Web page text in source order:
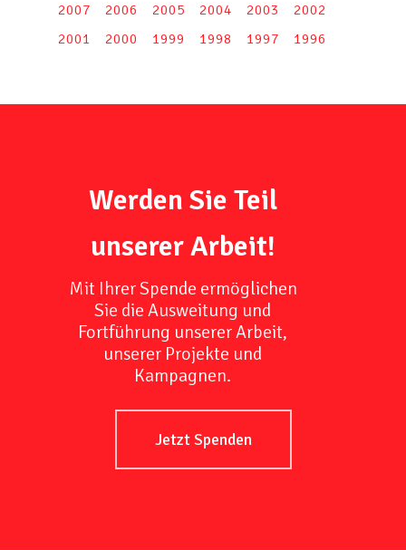
2007
2006 2005 2004 2003
2002
2001
2000 1999 1998 1997 1996
Werden Sie Teil
unserer Arbeit!
Mit Ihrer Spende ermöglichen
Sie die Ausweitung und
Fortführung unserer Arbeit,
unserer Projekte und
Kampagnen.
Jetzt Spenden